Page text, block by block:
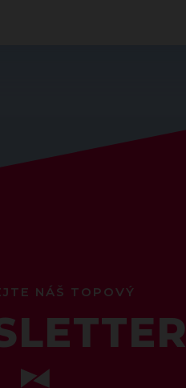
NÁŠ TOPOVÝ